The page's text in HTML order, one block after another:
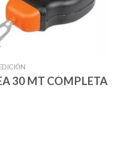
30 MT COMPLETA